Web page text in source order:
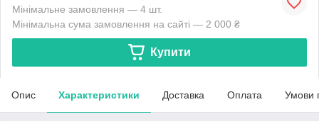
Мінімальне замовлення — 4 шт.
Мінімальна сума замовлення на сайті — 2 000 ₴
Купити
Опис Характеристики Доставка Оплата Умови